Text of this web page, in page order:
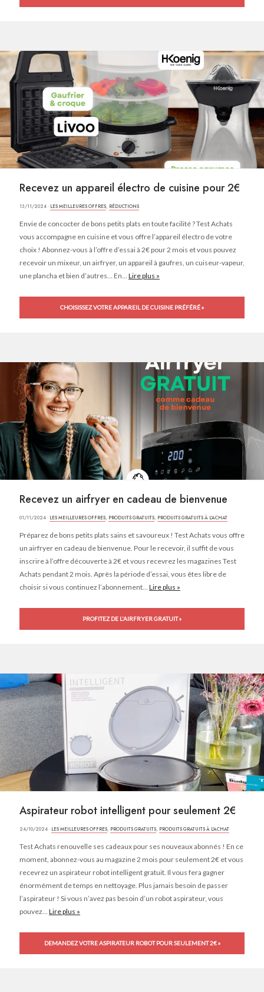
Recevez un appareil électro de cuisine pour 2€
13/11/2024 · LES MEILLEURES OFFRES, RÉDUCTIONS
Envie de concocter de bons petits plats en toute facilité ? Test Achats
vous accompagne en cuisine et vous offre l’appareil électro de votre
choix ! Abonnez-vous à l’offre d’essai à 2€ pour 2 mois et vous pouvez
recevoir un mixeur, un airfryer, un appareil à gaufres, un cuiseur-vapeur,
une plancha et bien d’autres… En... Lire plus »
CHOISISSEZ VOTRE APPAREIL DE CUISINE PRÉFÉRÉ »
Recevez un airfryer en cadeau de bienvenue
01/11/2024 · LES MEILLEURES OFFRES, PRODUITS GRATUITS, PRODUITS GRATUITS À L'ACHAT
Préparez de bons petits plats sains et savoureux ! Test Achats vous offre
un airfryer en cadeau de bienvenue. Pour le recevoir, il suffit de vous
inscrire à l’offre découverte à 2€ et vous recevrez les magazines Test
Achats pendant 2 mois. Après la période d’essai, vous êtes libre de
choisir si vous continuez l’abonnement... Lire plus »
PROFITEZ DE L'AIRFRYER GRATUIT »
Aspirateur robot intelligent pour seulement 2€
24/10/2024 · LES MEILLEURES OFFRES, PRODUITS GRATUITS, PRODUITS GRATUITS À L'ACHAT
Test Achats renouvelle ses cadeaux pour ses nouveaux abonnés ! En ce
moment, abonnez-vous au magazine 2 mois pour seulement 2€ et vous
recevrez un aspirateur robot intelligent gratuit. Il vous fera gagner
énormément de temps en nettoyage. Plus jamais besoin de passer
l’aspirateur ! Si vous n’avez pas besoin d’un robot aspirateur, vous
pouvez... Lire plus »
DEMANDEZ VOTRE ASPIRATEUR ROBOT POUR SEULEMENT 2€ »